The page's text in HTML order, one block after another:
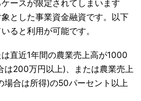
ースが限定されてしまいます
とした事業資金融資です。以下
ると利用が可能です。
は直近1年間の農業売上高が1000
は200万円以上)、または農業売上
場合は所得)の50パーセント以上